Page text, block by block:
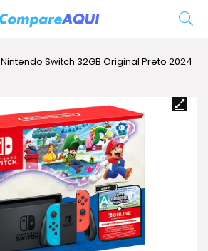
Nintendo Switch 32GB Original Preto 2024